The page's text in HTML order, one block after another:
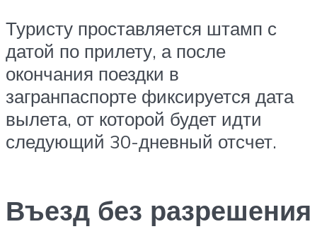
Туристу проставляется штамп с
датой по прилету, а после
окончания поездки в
загранпаспорте фиксируется дата
вылета, от которой будет идти
следующий 30-дневный отсчет.
Въезд без разрешения